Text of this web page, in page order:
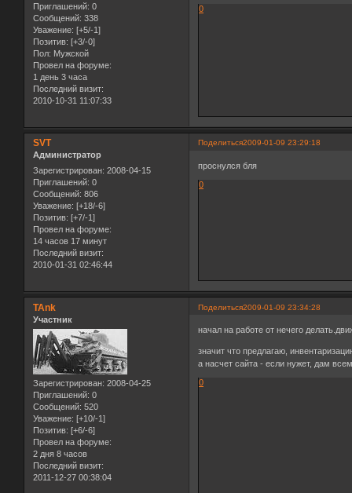
Приглашений: 0
Сообщений: 338
Уважение: [+5/-1]
Позитив: [+3/-0]
Пол: Мужской
Провел на форуме:
1 день 3 часа
Последний визит:
2010-10-31 11:07:33
0
Поделиться2009-01-09 23:29:18
SVT
Администратор
Зарегистрирован: 2008-04-15
Приглашений: 0
Сообщений: 806
Уважение: [+18/-6]
Позитив: [+7/-1]
Провел на форуме:
14 часов 17 минут
Последний визит:
2010-01-31 02:46:44
проснулся бля
0
Поделиться2009-01-09 23:34:28
TAnk
Участник
Зарегистрирован: 2008-04-25
Приглашений: 0
Сообщений: 520
Уважение: [+10/-1]
Позитив: [+6/-6]
Провел на форуме:
2 дня 8 часов
Последний визит:
2011-12-27 00:38:04
начал на работе от нечего
значит что предлагаю,
а насчет сайта - если нужет, дам
0